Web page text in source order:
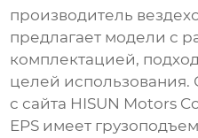
производитель
предлагает модели с
комплектацией,
целей
с сайта HISUN Motors
EPS имеет